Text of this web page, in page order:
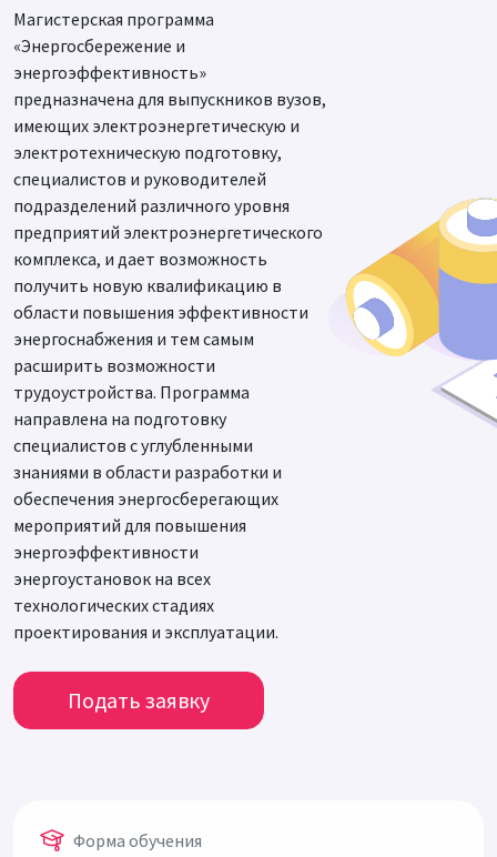
Магистерская программа
«Энергосбережение и
энергоэффективность»
предназначена для выпускников вузов,
имеющих электроэнергетическую и
электротехническую подготовку,
специалистов и руководителей
подразделений различного уровня
предприятий электроэнергетического
комплекса, и дает возможность
получить новую квалификацию в
области повышения эффективности
энергоснабжения и тем самым
расширить возможности
трудоустройства. Программа
направлена на подготовку
специалистов с углубленными
знаниями в области разработки и
обеспечения энергосберегающих
мероприятий для повышения
энергоэффективности
энергоустановок на всех
технологических стадиях
проектирования и эксплуатации.
Подать заявку
Форма обучения